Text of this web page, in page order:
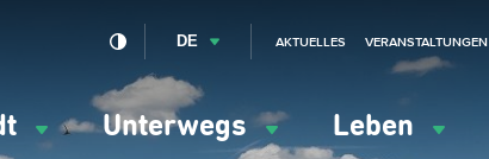
Unterwegs Leben
DE AKTUELLES VERANSTALTUNGEN